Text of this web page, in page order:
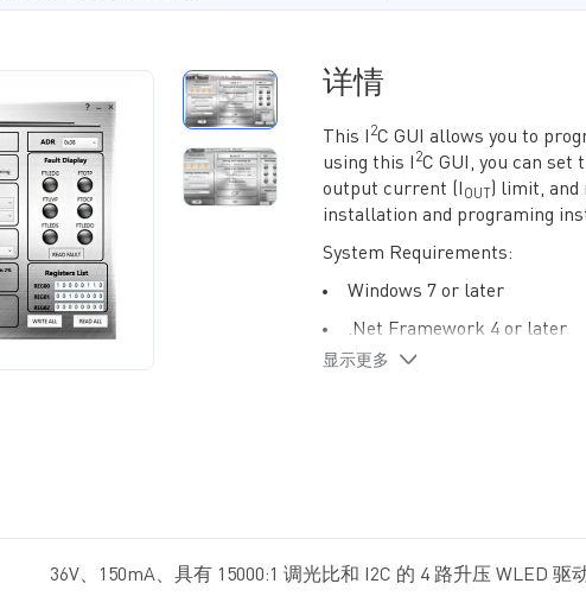
详情
This I 2C GUI allows you to
using this I
2C GUI, you can set
output current (I OUT ) limit, and
installation and programing
System Requirements:
Windows 7 or later
.Net Framework 4 or later
显示更多
36V、150mA、具有 15000:1 调光比和 I2C 的 4 路升压 WLED 驱